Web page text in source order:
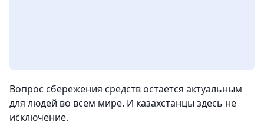
Вопрос сбережения средств остается актуальным
для людей во всем мире. И казахстанцы здесь не
исключение.